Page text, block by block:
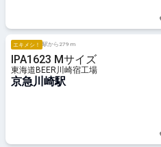
エキメシ！ 駅から279 m
IPA1623 Mサイズ
東海道BEER川崎宿工場
京急川崎駅